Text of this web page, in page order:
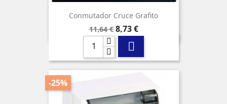
Conmutador Cruce Grafito
Precio
base
11,64 € Precio
8,73 €

-25%